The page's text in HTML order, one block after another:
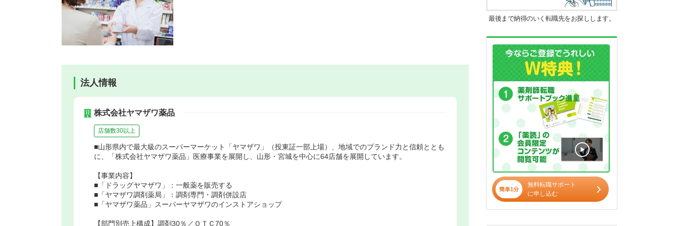
法人情報
株式会社ヤマザワ薬品
店舗数30以上
■山形県内で最大級のスーパーマーケット「ヤマザワ」（投東証一部上場）、地域でのブランド力と信頼ととも
に、「株式会社ヤマザワ薬品」医療事業を展開し、山形・宮城を中心に64店舗を展開しています。
【事業内容】
■「ドラッグヤマザワ」：一般薬を販売する
■「ヤマザワ調剤薬局」：調剤専門・調剤併設店
■「ヤマザワ薬品」スーパーヤマザワのインストアショップ
【部門別売上構成】調剤30％／ＯＴＣ70％
最後まで納得のいく転職先をお探しします。
簡単1分
無料転職サポート
に申し込む